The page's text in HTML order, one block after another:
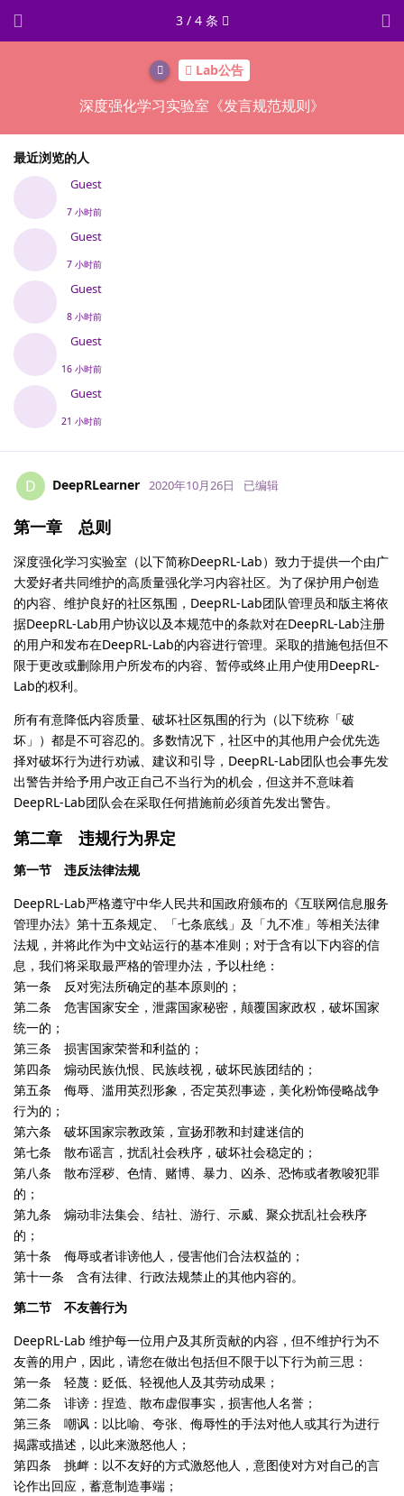
Lab公告
深度强化学习实验室《发言规范规则》
最近浏览的人
Guest
7 小时前
Guest
7 小时前
Guest
8 小时前
Guest
16 小时前
Guest
21 小时前
3/ 4条
D DeepRLearner 2020年10月26日 已编辑
第一章 总则
深度强化学习实验室（以下简称DeepRL-Lab）致力于提供一个由广
大爱好者共同维护的高质量强化学习内容社区。为了保护用户创造
的内容、维护良好的社区氛围，DeepRL-Lab团队管理员和版主将依
据DeepRL-Lab用户协议以及本规范中的条款对在DeepRL-Lab注册
的用户和发布在DeepRL-Lab的内容进行管理。采取的措施包括但不
限于更改或删除用户所发布的内容、暂停或终止用户使用DeepRL-
Lab的权利。
所有有意降低内容质量、破坏社区氛围的行为（以下统称「破
坏」）都是不可容忍的。多数情况下，社区中的其他用户会优先选
择对破坏行为进行劝诫、建议和引导，DeepRL-Lab团队也会事先发
出警告并给予用户改正自己不当行为的机会，但这并不意味着
DeepRL-Lab团队会在采取任何措施前必须首先发出警告。
第二章 违规行为界定
第一节 违反法律法规
DeepRL-Lab严格遵守中华人民共和国政府颁布的《互联网信息服务
管理办法》第十五条规定、「七条底线」及「九不准」等相关法律
法规，并将此作为中文站运行的基本准则；对于含有以下内容的信
息，我们将采取最严格的管理办法，予以杜绝：
第一条 反对宪法所确定的基本原则的；
第二条 危害国家安全，泄露国家秘密，颠覆国家政权，破坏国家
统一的；
第三条 损害国家荣誉和利益的；
第四条 煽动民族仇恨、民族歧视，破坏民族团结的；
第五条 侮辱、滥用英烈形象，否定英烈事迹，美化粉饰侵略战争
行为的；
第六条 破坏国家宗教政策，宣扬邪教和封建迷信的
第七条 散布谣言，扰乱社会秩序，破坏社会稳定的；
第八条 散布淫秽、色情、赌博、暴力、凶杀、恐怖或者教唆犯罪
的；
第九条 煽动非法集会、结社、游行、示威、聚众扰乱社会秩序
的；
第十条 侮辱或者诽谤他人，侵害他们合法权益的；
第十一条 含有法律、行政法规禁止的其他内容的。
第二节 不友善行为
DeepRL-Lab 维护每一位用户及其所贡献的内容，但不维护行为不
友善的用户，因此，请您在做出包括但不限于以下行为前三思：
第一条 轻蔑：贬低、轻视他人及其劳动成果；
第二条 诽谤：捏造、散布虚假事实，损害他人名誉；
第三条 嘲讽：以比喻、夸张、侮辱性的手法对他人或其行为进行
揭露或描述，以此来激怒他人；
第四条 挑衅：以不友好的方式激怒他人，意图使对方对自己的言
论作出回应，蓄意制造事端；